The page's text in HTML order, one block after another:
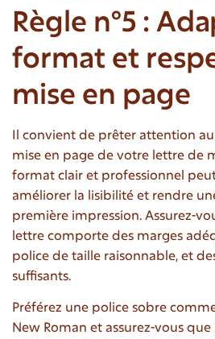
Règle n°5 :
format et
mise en page
Il convient de prêter attention au
mise en page de votre lettre de
format clair et professionnel
améliorer la lisibilité et rendre
première impression. Assurez-
lettre comporte des marges
police de taille raisonnable, et
suffisants.
Préférez une police sobre
New Roman et assurez-vous